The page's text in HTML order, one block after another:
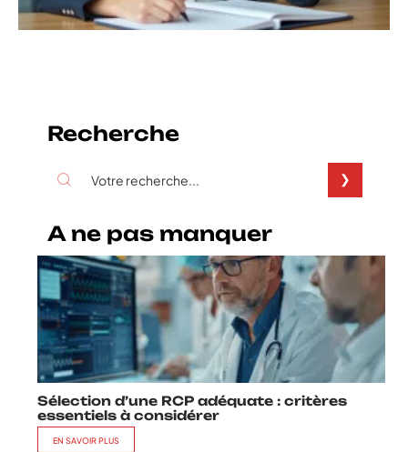
Recherche
A ne pas manquer
Sélection d’une RCP adéquate : critères
essentiels à considérer
EN SAVOIR PLUS